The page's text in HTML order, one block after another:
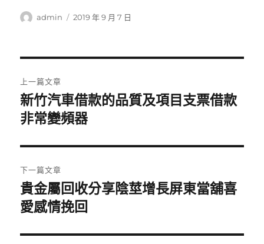
作
admin
發
2019 年 9 月 7 日
章
導
覽
上一篇文章
上
一
文
章:
新竹汽車借款的品質及項目支票借款
非常變頻器
下一篇文章
下
一
文
貴金屬回收分享陰莖增長屏東當舖喜
愛感情挽回